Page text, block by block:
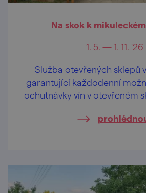
Na skok k
1. 5. — 1. 11. '26
Služba otevřených sklepů
garantující každodenní
ochutnávky vín v otevřeném
víkendech.